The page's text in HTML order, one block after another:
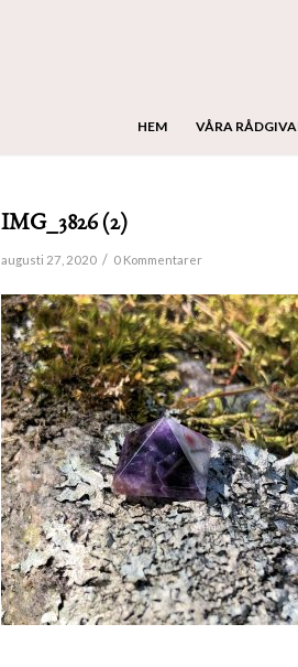
HEM VÅRA
IMG_3826 (2)
augusti 27, 2020 / 0 Kommentarer